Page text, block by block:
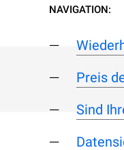
NAVIGATION:
Preis
Sind